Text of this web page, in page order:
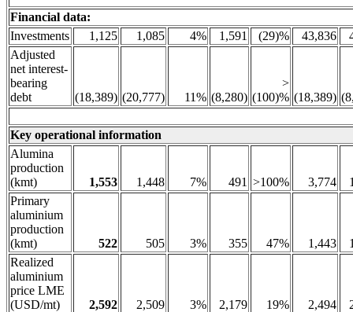
Financial data:
Investments
1,125 1,085 4% 1,591 (29)% 43,836
Adjusted
net interest-
bearing
debt
(18,389) (20,777) 11% (8,280)
>
(100)% (18,389)
Key operational information
Alumina
production
(kmt)
1,553 1,448 7% 491 >100% 3,774
Primary
aluminium
production
(kmt)
522 505 3% 355 47% 1,443
Realized
aluminium
price LME
(USD/mt)
2,592 2,509 3% 2,179 19% 2,494